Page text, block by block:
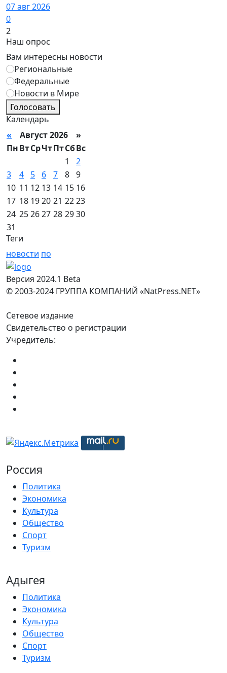
07 авг 2026
0
2
Наш опрос
Вам интересны новости
Региональные
Федеральные
Новости в Мире
Голосовать
Календарь
« Август 2026 »
ПнВтСрЧтПтСбВс
1
2
3
4 5 6 7 8 9
10 11 12 13 14 15 16
17 18 1920 21 2223
24 252627 28 2930
31
Теги
новости по
Версия 2024.1 Beta
© 2003-2024 ГРУППА КОМПАНИЙ «NatPress.NET»
Сетевое издание
Свидетельство о регистрации
Учредитель:
Россия
Политика
Экономика
Культура
Общество
Спорт
Туризм
Адыгея
Политика
Экономика
Культура
Общество
Спорт
Туризм